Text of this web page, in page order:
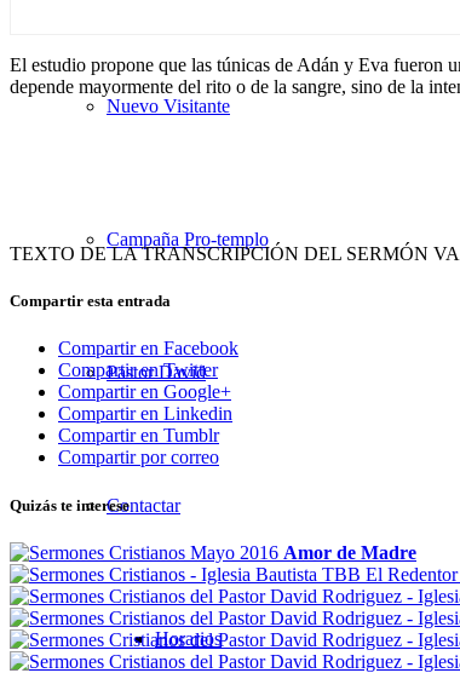
Nuevo Visitante
Campaña Pro-templo
Pastor David
Contactar
Horarios
El estudio propone que las túnicas de Adán y Eva fueron
depende mayormente del rito o de la sangre, sino de la
TEXTO DE LA TRANSCRIPCIÓN DEL SERMÓN
Compartir esta entrada
Compartir en Facebook
Compartir en Twitter
Compartir en Google+
Compartir en Linkedin
Compartir en Tumblr
Compartir por correo
Quizás te interese
Amor de Madre